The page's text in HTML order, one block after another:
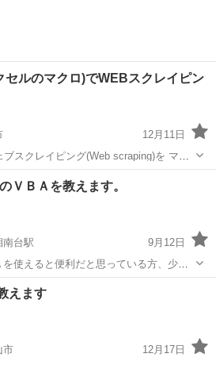
セルのマクロ)でWEBスクレイピン
12月11日
スクレイピング(Web scraping)を マス
で習得に向けて、お手伝いさせていた
スクレイピング
ＶＢＡを教えます。
南台駅
9月12日
使えると便利だと思っている方、少し
VBA
えます
市 12月17日